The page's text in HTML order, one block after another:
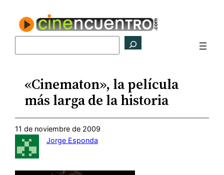
contenido
«Cinematon», la película
más larga de la historia
11 de noviembre de 2009
Jorge Esponda